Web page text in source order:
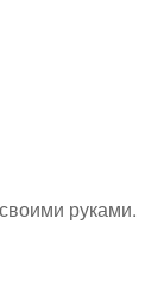
руками.